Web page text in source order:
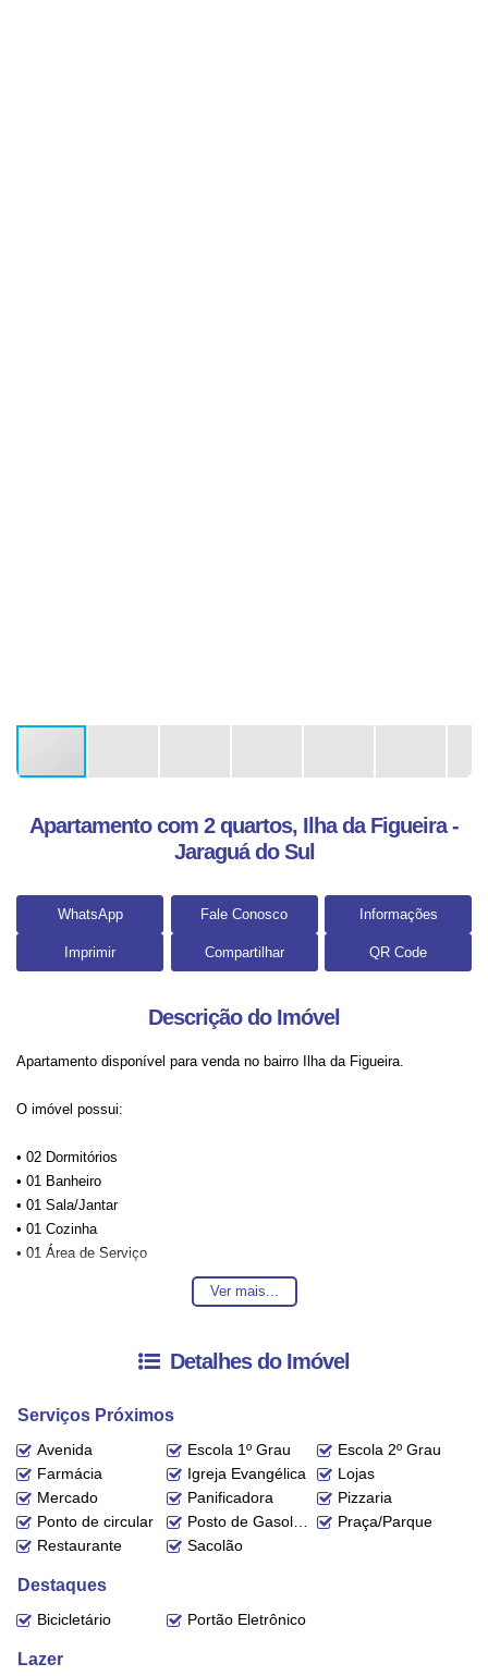
Apartamento com 2 quartos, Ilha da Figueira -
Jaraguá do Sul
WhatsApp Fale Conosco Informações
Imprimir Compartilhar QR Code
Descrição do Imóvel
Apartamento disponível para venda no bairro Ilha da Figueira.
O imóvel possui:
• 02 Dormitórios
• 01 Banheiro
• 01 Sala/Jantar
• 01 Cozinha
• 01 Área de Serviço
• 01 Sacada com Churrasqueira
Entre em contato conosco para mais informações, ficaremos felizes em
A disponibilidade e valores dos imóveis estão sujeitos a alteração sem
aviso prévio.
Ver mais...
Detalhes do Imóvel
Serviços Próximos
Avenida Escola 1º Grau
Escola 2º Grau
Farmácia
Igreja Evangélica
Lojas
Mercado
Panificadora
Pizzaria
Ponto de circular
Posto de Gasolina
Praça/Parque
Restaurante
Sacolão
Destaques
Bicicletário Portão Eletrônico
Lazer